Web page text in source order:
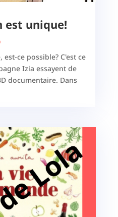
est unique!
ce possible? C'est ce
Izia essayent de
documentaire. Dans